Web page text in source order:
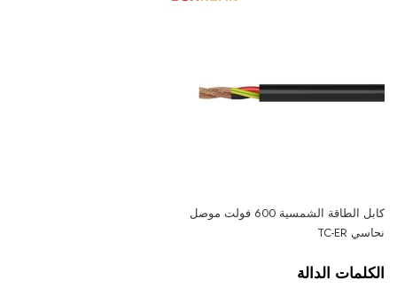
كابل الطاقة الشمسية 600 فولت موصل
نحاسي TC-ER
الكلمات الدالة